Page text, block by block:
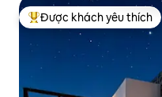
Được khách yêu thích nhất
Được khách yêu thích